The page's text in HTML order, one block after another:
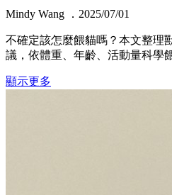
Mindy Wang ．2025/07/01
不確定該怎麼餵貓嗎？本文整理
議，依體重、年齡、活動量科學
顯示更多